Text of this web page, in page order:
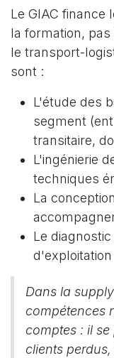
Le GIAC finance
la formation,
le transport-
sont :
L'étude des
segment
transitaire,
L'ingénierie
techniques
La
Le
d'exploitation
Dans la
compétences
comptes : il
clients